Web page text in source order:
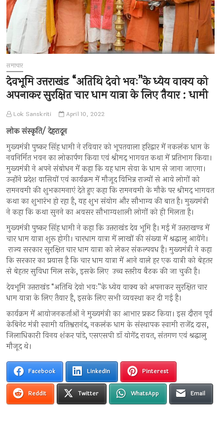
समाचार
देवभूमि उत्तराखंड “अतिथि देवो भवः”के ध्येय वाक्य को
अपनाकर सुरक्षित चार धाम यात्रा के लिए तैयार : धामी
Lok Sanskriti April 10, 2022
लोक संस्कृति/ देहरादून
मुख्यमंत्री पुष्कर सिंह धामी ने रविवार को भूपतवाला हरिद्वार में नकलंक धाम के
नवनिर्मित भवन का लोकार्पण किया एवं श्रीमद् भागवत कथा में प्रतिभाग किया।
मुख्यमंत्री ने अपने संबोधन में कहा कि यह धाम सेवा के धाम से जाना जाएगा।
उन्होंने प्रदेश वासियों एवं कार्यक्रम में मौजूद विभिन्न राज्यों से आये लोगों को
रामनवमी की शुभकामनाएं देते हुए कहा कि रामनवमी के मौके पर श्रीमद् भागवत
कथा का शुभारंभ हो रहा है, यह शुभ संयोग और सौभाग्य की बात है। मुख्यमंत्री
ने कहा कि कथा सुनने का अवसर सौभाग्यशाली लोगों को ही मिलता है।
मुख्यमंत्री पुष्कर सिंह धामी ने कहा कि उत्तराखंड देव भूमि है। मई में उत्तराखण्ड में
चार धाम यात्रा शुरू होगी। चारधाम यात्रा में लाखों की संख्या में श्रद्धालु आयेंगे।
राज्य सरकार सुरक्षित चार धाम यात्रा को लेकर संकल्पवध है। मुख्यमंत्री ने कहा
कि सरकार का प्रयास है कि चार धाम यात्रा में आने वाले हर एक यात्री को बेहतर
से बेहतर सुविधा मिल सके, इसके लिए उच्च स्तरीय बैठक की जा चुकी है।
देवभूमि उत्तराखंड “अतिथि देवो भवः”के ध्येय वाक्य को अपनाकर सुरक्षित चार
धाम यात्रा के लिए तैयार है, इसके लिए सभी व्यवस्था कर दी गई है।
कार्यक्रम में आयोजनकर्ताओं ने मुख्यमंत्री का आभार प्रकट किया। इस दौरान पूर्व
केबिनेट मंत्री स्वामी यतिश्वरानंद, नकलंक धाम के संस्थापक स्वामी राजेंद्र दास,
जिलाधिकारी विनय शंकर पांडे, एसएसपी डॉ योगेंद्र रावत, संतगण एवं श्रद्धालु
मौजूद थे।
Facebook LinkedIn Pinterest
Reddit Twitter WhatsApp Email